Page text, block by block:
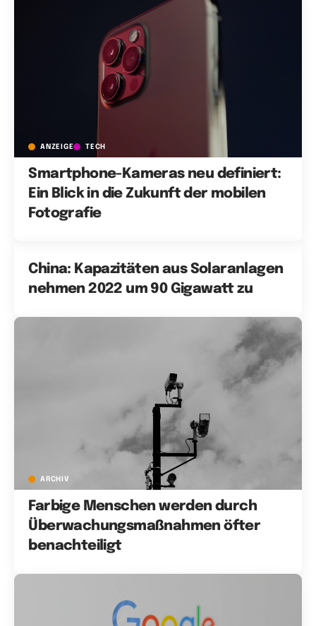
ANZEIGE TECH
Smartphone-Kameras neu definiert:
Ein Blick in die Zukunft der mobilen
Fotografie
China: Kapazitäten aus Solaranlagen
nehmen 2022 um 90 Gigawatt zu
ARCHIV
Farbige Menschen werden durch
Überwachungsmaßnahmen öfter
benachteiligt